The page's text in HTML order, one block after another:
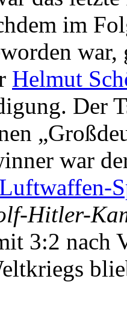
im
Helmut
Der
war
Luftwaffen-
Hitler-
3:2 nach